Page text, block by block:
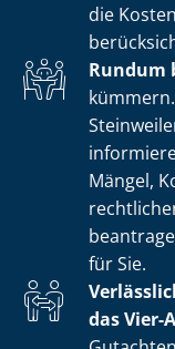
die
Rundum
Mängel,
für Sie.
das Vier-